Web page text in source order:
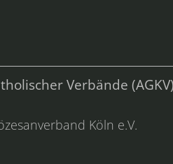
Verbände (AGKV)
Köln e.V.